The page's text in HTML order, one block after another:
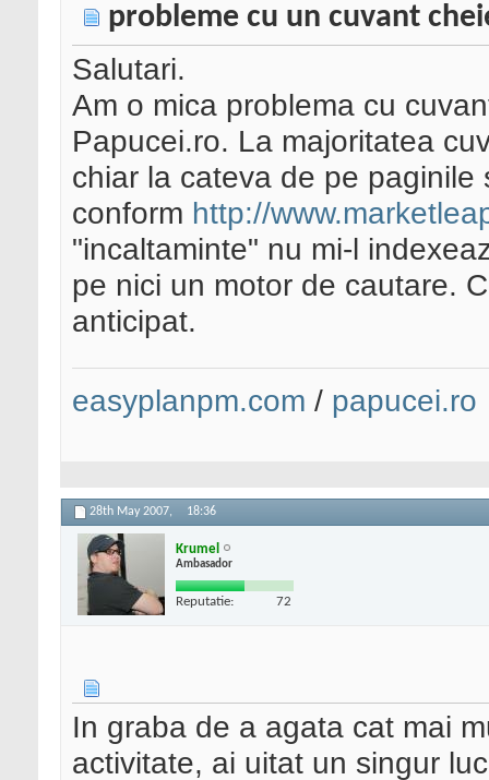
probleme cu un cuvant
Salutari.
Am o mica problema cu
Papucei.ro. La majoritatea
chiar la cateva de pe
conform http://
"incaltaminte" nu mi-l
pe nici un motor de cautare.
anticipat.
easyplanpm.com / papucei.ro
28th May 2007, 18:36
Krumel
Ambasador
Reputatie: 72
In graba de a agata cat mai
activitate, ai uitat un singur